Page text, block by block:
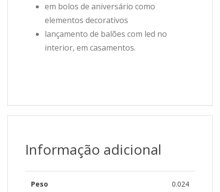
em bolos de aniversário como
elementos decorativos
lançamento de balões com led no
interior, em casamentos.
Informação adicional
Peso
0.024